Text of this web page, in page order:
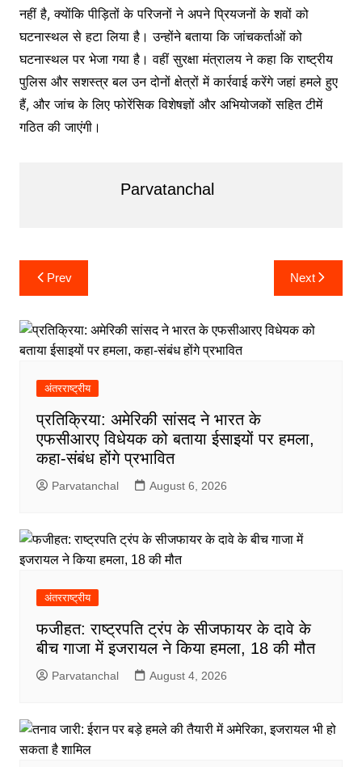
नहीं है, क्योंकि पीड़ितों के परिजनों ने अपने प्रियजनों के शवों को
घटनास्थल से हटा लिया है। उन्होंने बताया कि जांचकर्ताओं को
घटनास्थल पर भेजा गया है। वहीं सुरक्षा मंत्रालय ने कहा कि राष्ट्रीय
पुलिस और सशस्त्र बल उन दोनों क्षेत्रों में कार्रवाई करेंगे जहां हमले हुए
हैं, और जांच के लिए फोरेंसिक विशेषज्ञों और अभियोजकों सहित टीमें
गठित की जाएंगी।
Parvatanchal
Post
navigation
Prev Next
अंतरराष्ट्रीय
प्रतिक्रिया: अमेरिकी सांसद ने भारत के
एफसीआरए विधेयक को बताया ईसाइयों पर हमला,
कहा-संबंध होंगे प्रभावित
Parvatanchal August 6, 2026
अंतरराष्ट्रीय
फजीहत: राष्ट्रपति ट्रंप के सीजफायर के दावे के
बीच गाजा में इजरायल ने किया हमला, 18 की मौत
Parvatanchal August 4, 2026